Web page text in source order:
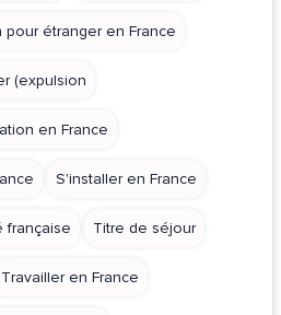
étranger en France
(expulsion
en France
S'installer en France
française Titre de séjour
Travailler en France